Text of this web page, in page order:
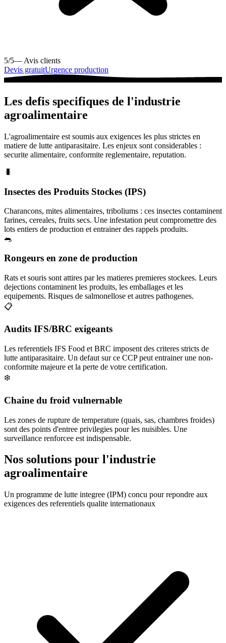
5/5— Avis clients
Devis gratuitUrgence production
Les defis specifiques de l'industrie
agroalimentaire
L'agroalimentaire est soumis aux exigences les plus strictes en
matiere de lutte antiparasitaire. Les enjeux sont considerables :
securite alimentaire, conformite reglementaire, reputation.
🐛
Insectes des Produits Stockes (IPS)
Charancons, mites alimentaires, triboliums : ces insectes contaminent
farines, cereales, fruits secs. Une infestation peut compromettre des
lots entiers de production et entrainer des rappels produits.
🐀
Rongeurs en zone de production
Rats et souris sont attires par les matieres premieres stockees. Leurs
dejections contaminent les produits, les emballages et les
equipements. Risques de salmonellose et autres pathogenes.
📋
Audits IFS/BRC exigeants
Les referentiels IFS Food et BRC imposent des criteres stricts de
lutte antiparasitaire. Un defaut sur ce CCP peut entrainer une non-
conformite majeure et la perte de votre certification.
❄️
Chaine du froid vulnernable
Les zones de rupture de temperature (quais, sas, chambres froides)
sont des points d'entree privilegies pour les nuisibles. Une
surveillance renforcee est indispensable.
Nos solutions pour l'industrie
agroalimentaire
Un programme de lutte integree (IPM) concu pour repondre aux
exigences des referentiels qualite internationaux